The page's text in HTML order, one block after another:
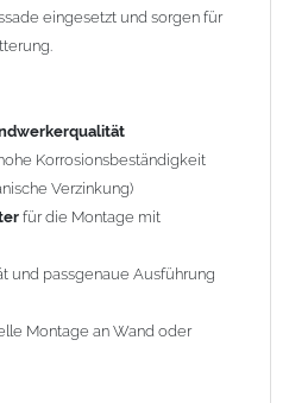
Kontaktkorrosiondürfen
oder verzinkten
Diese Metalle werden
insbesondere wenn
fließt. Lösung: Materialien
oder Beschichtungen) und den
nur von Zink, Aluminium und
Kupfer verläuft.
eingesetzt und sorgen für
Korrosionsbeständigkeit
Verzinkung)
für die Montage mit
und passgenaue Ausführung
Montage an Wand oder